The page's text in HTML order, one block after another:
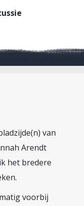
van
Arendt
het bredere
voorbij